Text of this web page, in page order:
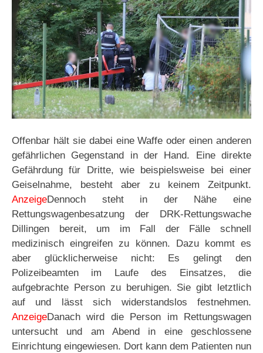
Offenbar hält sie dabei eine Waffe oder einen anderen
gefährlichen Gegenstand in der Hand. Eine direkte
Gefährdung für Dritte, wie beispielsweise bei einer
Geiselnahme, besteht aber zu keinem Zeitpunkt.
AnzeigeDennoch steht in der Nähe eine
Rettungswagenbesatzung der DRK-Rettungswache
Dillingen bereit, um im Fall der Fälle schnell
medizinisch eingreifen zu können. Dazu kommt es
aber glücklicherweise nicht: Es gelingt den
Polizeibeamten im Laufe des Einsatzes, die
aufgebrachte Person zu beruhigen. Sie gibt letztlich
auf und lässt sich widerstandslos festnehmen.
AnzeigeDanach wird die Person im Rettungswagen
untersucht und am Abend in eine geschlossene
Einrichtung eingewiesen. Dort kann dem Patienten nun